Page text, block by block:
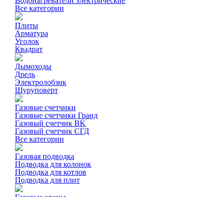
Все категории
Плиты
Арматура
Уголок
Квадрат
Дымоходы
Дрель
Электролобзик
Шуруповерт
Газовые счетчики
Газовые счетчики Гранд
Газовый счетчик BK
Газовый счетчик СГД
Все категории
Газовая подводка
Подводка для колонок
Подводка для котлов
Подводка для плит